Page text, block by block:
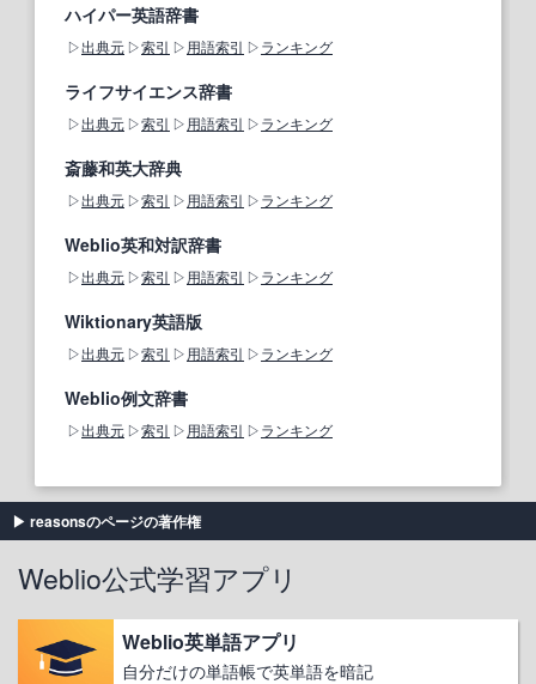
ハイパー英語辞書
出典元 索引 用語索引 ランキング
ライフサイエンス辞書
出典元 索引 用語索引 ランキング
斎藤和英大辞典
出典元 索引 用語索引 ランキング
Weblio英和対訳辞書
出典元 索引 用語索引 ランキング
Wiktionary英語版
出典元 索引 用語索引 ランキング
Weblio例文辞書
出典元 索引 用語索引 ランキング
reasonsのページの著作権
Weblio公式学習アプリ
Weblio英単語アプリ
自分だけの単語帳で英単語を暗記